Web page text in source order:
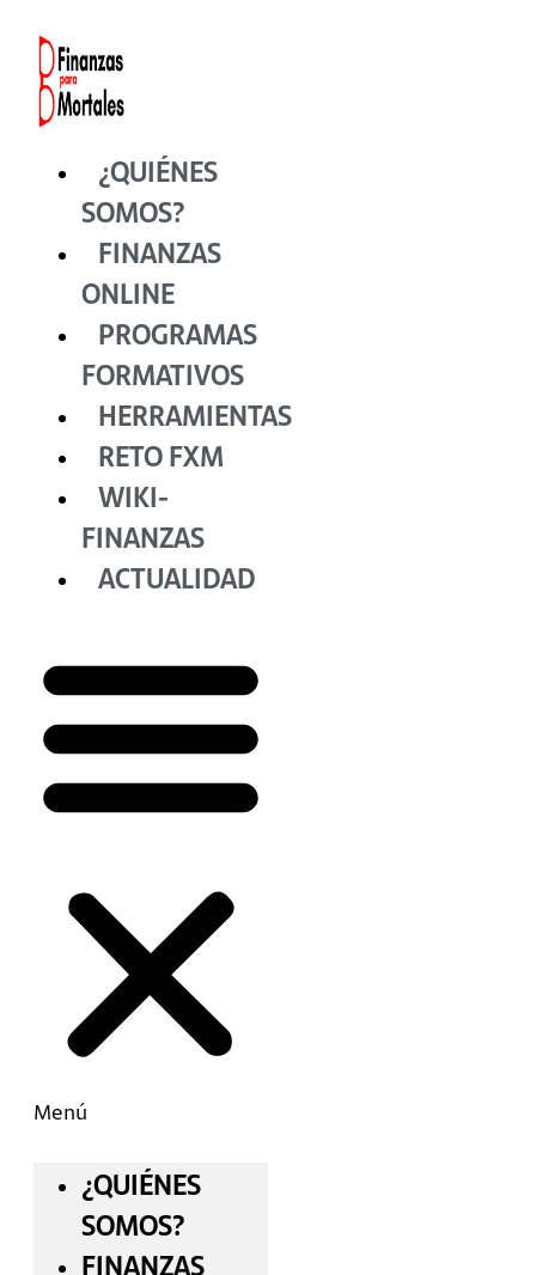
contenido
¿QUIÉNES
SOMOS?
FINANZAS
ONLINE
PROGRAMAS
FORMATIVOS
HERRAMIENTAS
RETO FXM
WIKI-
FINANZAS
ACTUALIDAD
Menú
¿QUIÉNES
SOMOS?
FINANZAS